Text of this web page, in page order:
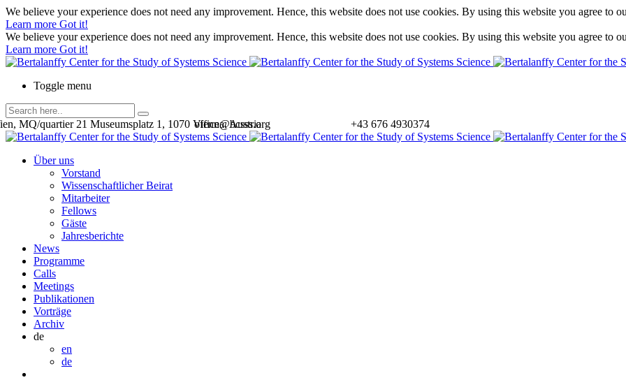
We believe your experience does not need any improvement. Hence, this website does not use cookies. By using this website you agree to
Learn more Got it!
We believe your experience does not need any improvement. Hence, this website does not use cookies. By using this website you agree to
Learn more Got it!
Toggle menu
+43 676 4930374
office@bcsss.org
MQ/quartier 21 Museumsplatz 1, 1070 Vienna, Austria
Über uns
Vorstand
Wissenschaftlicher Beirat
Mitarbeiter
Fellows
Gäste
Jahresberichte
News
Programme
Calls
Meetings
Publikationen
Vorträge
Archiv
de
en
de